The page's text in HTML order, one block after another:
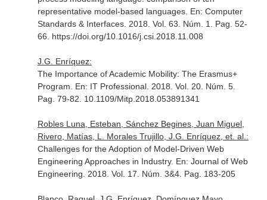
representative model-based languages. En: Computer
Standards & Interfaces. 2018. Vol. 63. Núm. 1. Pag. 52-
66. https://doi.org/10.1016/j.csi.2018.11.008
J.G. Enríquez:
The Importance of Academic Mobility: The Erasmus+
Program. En: IT Professional. 2018. Vol. 20. Núm. 5.
Pag. 79-82. 10.1109/Mitp.2018.053891341
Robles Luna, Esteban, Sánchez Begines, Juan Miguel,
Rivero, Matías, L. Morales Trujillo, J.G. Enríquez, et. al.:
Challenges for the Adoption of Model-Driven Web
Engineering Approaches in Industry. En: Journal of Web
Engineering . 2018. Vol. 17. Núm. 3&4. Pag. 183-205